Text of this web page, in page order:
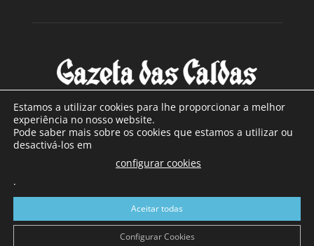
SOBRE NÓS
Com sede nas Caldas da Rainha e mais de 90 anos de
a sul de distrito de Leiria, com mais de 40.000 leitores por
toda a região Oeste. Jornal com distribuição em Portugal
Continental e assinatura online.
Estamos a utilizar cookies para lhe proporcionar a melhor
experiência no nosso website.
Pode saber mais sobre os cookies que estamos a utilizar ou
desactivá-los em
configurar cookies
.
Aceitar todas
Configurar Cookies